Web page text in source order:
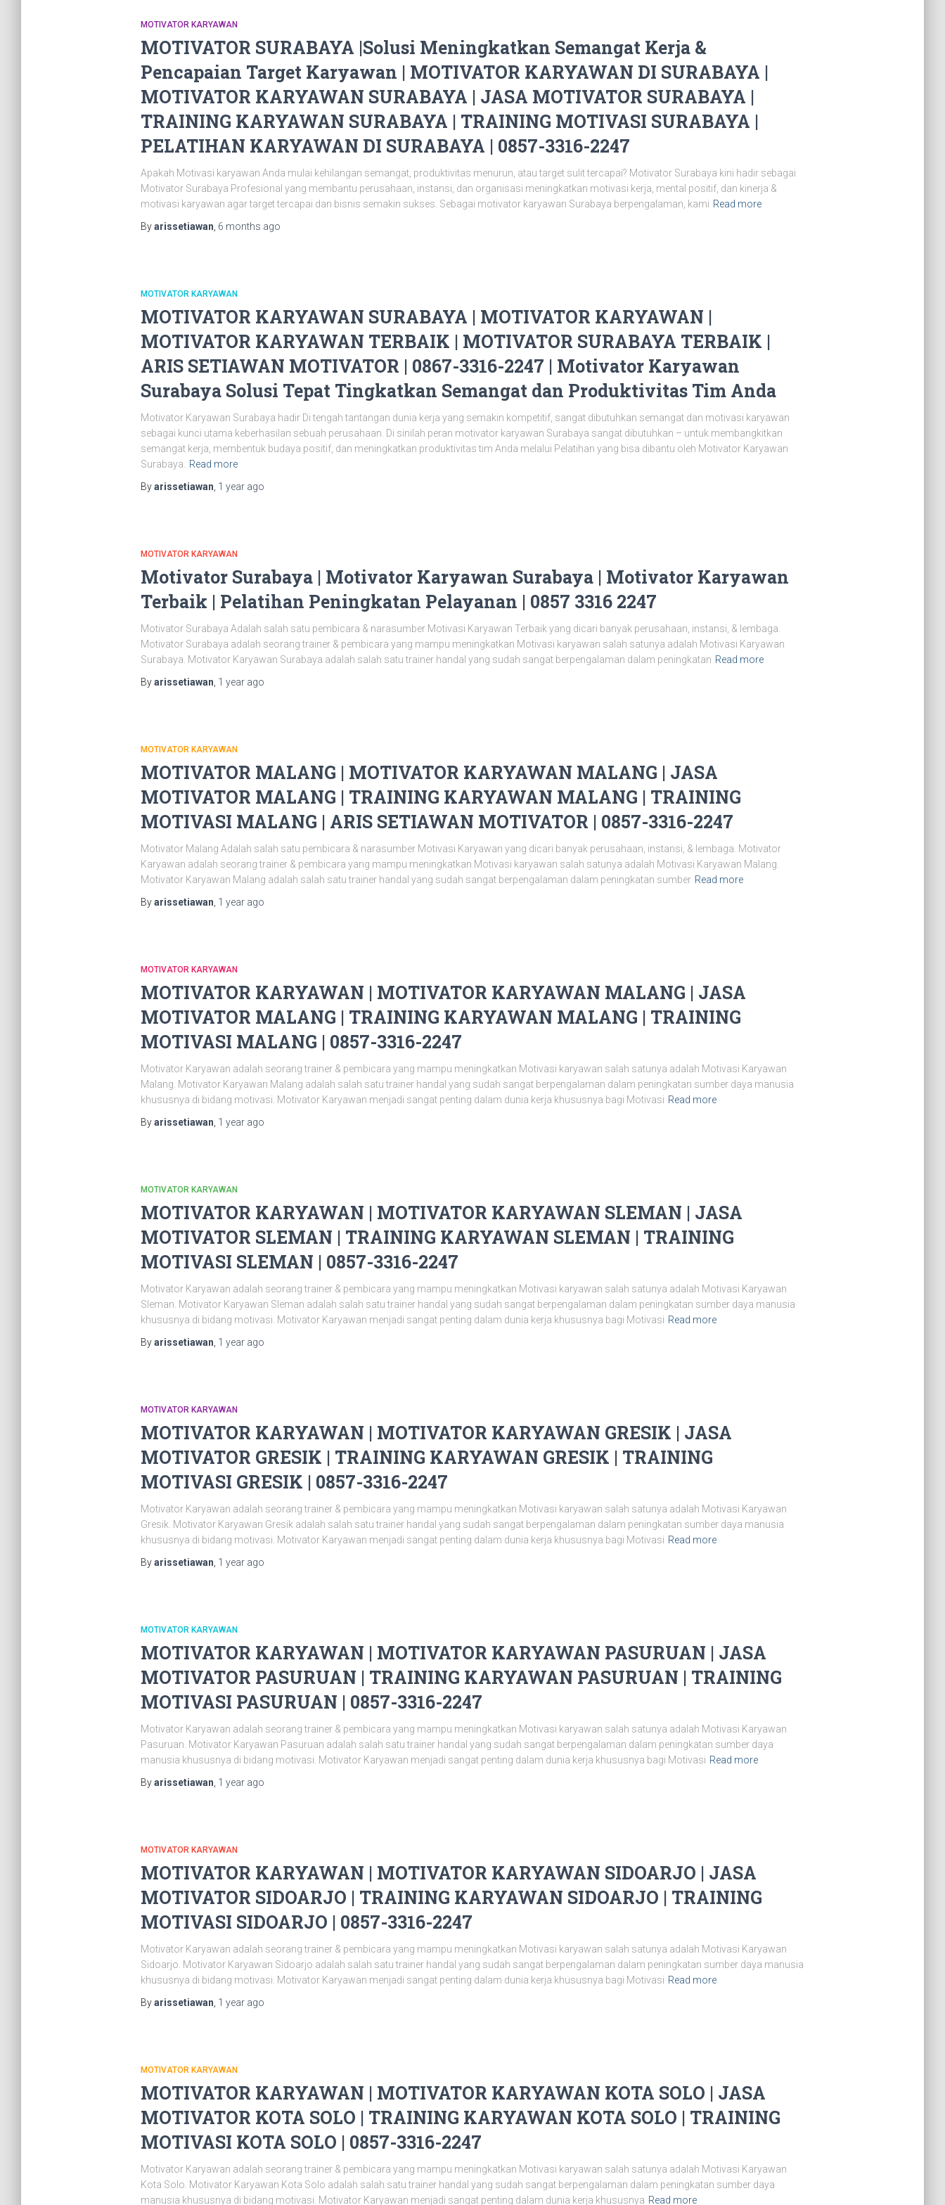
MOTIVATOR KARYAWAN
MOTIVATOR SURABAYA |Solusi Meningkatkan Semangat Kerja &
Pencapaian Target Karyawan | MOTIVATOR KARYAWAN DI SURABAYA |
MOTIVATOR KARYAWAN SURABAYA | JASA MOTIVATOR SURABAYA |
TRAINING KARYAWAN SURABAYA | TRAINING MOTIVASI SURABAYA |
PELATIHAN KARYAWAN DI SURABAYA | 0857-3316-2247
Apakah Motivasi karyawan Anda mulai kehilangan semangat, produktivitas menurun, atau target sulit tercapai? Motivator Surabaya kini hadir sebagai
Motivator Surabaya Profesional yang membantu perusahaan, instansi, dan organisasi meningkatkan motivasi kerja, mental positif, dan kinerja &
motivasi karyawan agar target tercapai dan bisnis semakin sukses. Sebagai motivator karyawan Surabaya berpengalaman, kami Read more
Byarissetiawan 6 months ago
MOTIVATOR KARYAWAN
MOTIVATOR KARYAWAN SURABAYA | MOTIVATOR KARYAWAN |
MOTIVATOR KARYAWAN TERBAIK | MOTIVATOR SURABAYA TERBAIK |
ARIS SETIAWAN MOTIVATOR | 0867-3316-2247 | Motivator Karyawan
Surabaya Solusi Tepat Tingkatkan Semangat dan Produktivitas Tim Anda
Motivator Karyawan Surabaya hadir Di tengah tantangan dunia kerja yang semakin kompetitif, sangat dibutuhkan semangat dan motivasi karyawan
sebagai kunci utama keberhasilan sebuah perusahaan. Di sinilah peran motivator karyawan Surabaya sangat dibutuhkan – untuk membangkitkan
semangat kerja, membentuk budaya positif, dan meningkatkan produktivitas tim Anda melalui Pelatihan yang bisa dibantu oleh Motivator Karyawan
Surabaya.
Read more
Byarissetiawan 1 yearago
MOTIVATOR KARYAWAN
Motivator Surabaya | Motivator Karyawan Surabaya | Motivator Karyawan
Terbaik | Pelatihan Peningkatan Pelayanan | 0857 3316 2247
Motivator Surabaya Adalah salah satu pembicara & narasumber Motivasi Karyawan Terbaik yang dicari banyak perusahaan, instansi, & lembaga.
Motivator Surabaya adalah seorang trainer & pembicara yang mampu meningkatkan Motivasi karyawan salah satunya adalah Motivasi Karyawan
Surabaya. Motivator Karyawan Surabaya adalah salah satu trainer handal yang sudah sangat berpengalaman dalam peningkatan Read more
Byarissetiawan 1 yearago
MOTIVATOR KARYAWAN
MOTIVATOR MALANG | MOTIVATOR KARYAWAN MALANG | JASA
MOTIVATOR MALANG | TRAINING KARYAWAN MALANG | TRAINING
MOTIVASI MALANG | ARIS SETIAWAN MOTIVATOR | 0857-3316-2247
Motivator Malang Adalah salah satu pembicara & narasumber Motivasi Karyawan yang dicari banyak perusahaan, instansi, & lembaga. Motivator
Karyawan adalah seorang trainer & pembicara yang mampu meningkatkan Motivasi karyawan salah satunya adalah Motivasi Karyawan Malang.
Motivator Karyawan Malang adalah salah satu trainer handal yang sudah sangat berpengalaman dalam peningkatan sumber Read more
Byarissetiawan 1 yearago
MOTIVATOR KARYAWAN
MOTIVATOR KARYAWAN | MOTIVATOR KARYAWAN MALANG | JASA
MOTIVATOR MALANG | TRAINING KARYAWAN MALANG | TRAINING
MOTIVASI MALANG | 0857-3316-2247
Motivator Karyawan adalah seorang trainer & pembicara yang mampu meningkatkan Motivasi karyawan salah satunya adalah Motivasi Karyawan
Malang. Motivator Karyawan Malang adalah salah satu trainer handal yang sudah sangat berpengalaman dalam peningkatan sumber daya manusia
khususnya di bidang motivasi. Motivator Karyawan menjadi sangat penting dalam dunia kerja khususnya bagi Motivasi Read more
Byarissetiawan 1 yearago
MOTIVATOR KARYAWAN
MOTIVATOR KARYAWAN | MOTIVATOR KARYAWAN SLEMAN | JASA
MOTIVATOR SLEMAN | TRAINING KARYAWAN SLEMAN | TRAINING
MOTIVASI SLEMAN | 0857-3316-2247
Motivator Karyawan adalah seorang trainer & pembicara yang mampu meningkatkan Motivasi karyawan salah satunya adalah Motivasi Karyawan
Sleman. Motivator Karyawan Sleman adalah salah satu trainer handal yang sudah sangat berpengalaman dalam peningkatan sumber daya manusia
khususnya di bidang motivasi. Motivator Karyawan menjadi sangat penting dalam dunia kerja khususnya bagi Motivasi Read more
Byarissetiawan 1 yearago
MOTIVATOR KARYAWAN
MOTIVATOR KARYAWAN | MOTIVATOR KARYAWAN GRESIK | JASA
MOTIVATOR GRESIK | TRAINING KARYAWAN GRESIK | TRAINING
MOTIVASI GRESIK | 0857-3316-2247
Motivator Karyawan adalah seorang trainer & pembicara yang mampu meningkatkan Motivasi karyawan salah satunya adalah Motivasi Karyawan
Gresik. Motivator Karyawan Gresik adalah salah satu trainer handal yang sudah sangat berpengalaman dalam peningkatan sumber daya manusia
khususnya di bidang motivasi. Motivator Karyawan menjadi sangat penting dalam dunia kerja khususnya bagi Motivasi Read more
Byarissetiawan 1 yearago
MOTIVATOR KARYAWAN
MOTIVATOR KARYAWAN | MOTIVATOR KARYAWAN PASURUAN | JASA
MOTIVATOR PASURUAN | TRAINING KARYAWAN PASURUAN | TRAINING
MOTIVASI PASURUAN | 0857-3316-2247
Motivator Karyawan adalah seorang trainer & pembicara yang mampu meningkatkan Motivasi karyawan salah satunya adalah Motivasi Karyawan
Pasuruan. Motivator Karyawan Pasuruan adalah salah satu trainer handal yang sudah sangat berpengalaman dalam peningkatan sumber daya
manusia khususnya di bidang motivasi. Motivator Karyawan menjadi sangat penting dalam dunia kerja khususnya bagi Motivasi Read more
Byarissetiawan 1 yearago
MOTIVATOR KARYAWAN
MOTIVATOR KARYAWAN | MOTIVATOR KARYAWAN SIDOARJO | JASA
MOTIVATOR SIDOARJO | TRAINING KARYAWAN SIDOARJO | TRAINING
MOTIVASI SIDOARJO | 0857-3316-2247
Motivator Karyawan adalah seorang trainer & pembicara yang mampu meningkatkan Motivasi karyawan salah satunya adalah Motivasi Karyawan
Sidoarjo. Motivator Karyawan Sidoarjo adalah salah satu trainer handal yang sudah sangat berpengalaman dalam peningkatan sumber daya manusia
khususnya di bidang motivasi. Motivator Karyawan menjadi sangat penting dalam dunia kerja khususnya bagi Motivasi Read more
Byarissetiawan 1 yearago
MOTIVATOR KARYAWAN
MOTIVATOR KARYAWAN | MOTIVATOR KARYAWAN KOTA SOLO | JASA
MOTIVATOR KOTA SOLO | TRAINING KARYAWAN KOTA SOLO | TRAINING
MOTIVASI KOTA SOLO | 0857-3316-2247
Motivator Karyawan adalah seorang trainer & pembicara yang mampu meningkatkan Motivasi karyawan salah satunya adalah Motivasi Karyawan
Kota Solo. Motivator Karyawan Kota Solo adalah salah satu trainer handal yang sudah sangat berpengalaman dalam peningkatan sumber daya
manusia khususnya di bidang motivasi. Motivator Karyawan menjadi sangat penting dalam dunia kerja khususnya Read more